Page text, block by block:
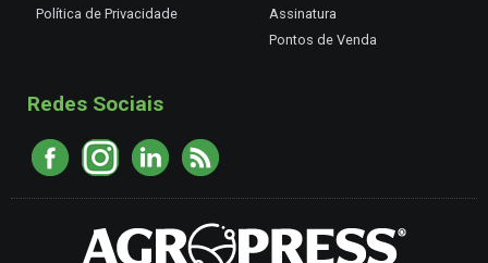
Política de Privacidade
Assinatura
Pontos de Venda
Redes Sociais